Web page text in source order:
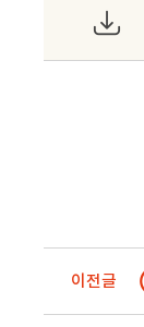
이전글